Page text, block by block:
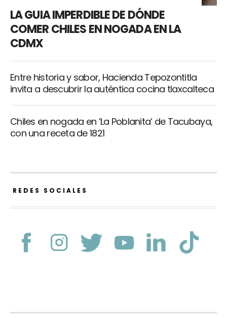
LA GUIA IMPERDIBLE DE DÓNDE
COMER CHILES EN NOGADA EN LA
CDMX
Entre historia y sabor, Hacienda Tepozontitla
invita a descubrir la auténtica cocina tlaxcalteca
Chiles en nogada en ‘La Poblanita’ de Tacubaya,
con una receta de 1821
REDES SOCIALES